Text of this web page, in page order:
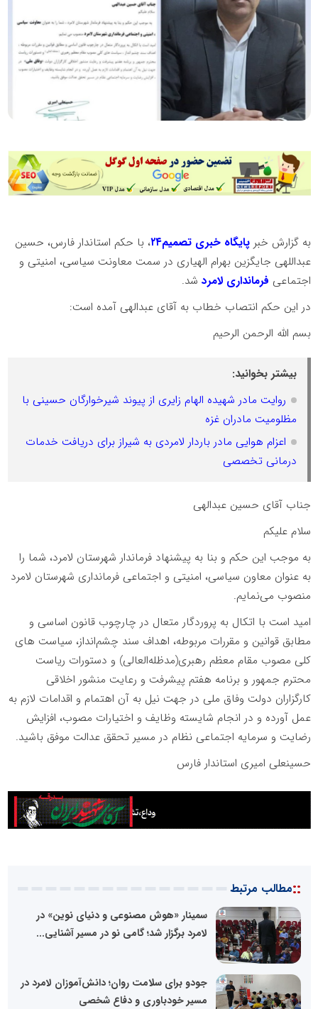
به گزارش خبرپایگاه خبری تصمیم۲۴
، با حکم استاندار فارس، حسین
عبداللهی جایگزین بهرام الهیاری در سمت معاونت سیاسی، امنیتی و
اجتماعی فرمانداری لامرد شد.
در این حکم انتصاب خطاب به آقای عبدالهی آمده است:
بسم الله الرحمن الرحیم
بیشتر بخوانید:
روایت مادر شهیده الهام زایری از پیوند شیرخوارگان حسینی با
مظلومیت مادران غزه
اعزام هوایی مادر باردار لامردی به شیراز برای دریافت خدمات
درمانی تخصصی
جناب آقای حسین عبدالهی
سلام علیکم
به موجب این حکم و بنا به‌ پیشنهاد فرماندار شهرستان لامرد، شما را
به عنوان معاون سیاسی، امنیتی و اجتماعی فرمانداری شهرستان لامرد
منصوب می‌نمایم.
امید است با اتکال به پروردگار متعال در چارچوب قانون اساسی و
مطابق قوانین و مقررات مربوطه، اهداف سند چشم‌انداز، سیاست های
کلی مصوب مقام معظم رهبری(مدظله‌العالی) و دستورات ریاست
محترم جمهور و برنامه هفتم پیشرفت و رعایت منشور اخلاقی
کارگزاران دولت وفاق ملی در جهت نیل به آن اهتمام و اقدامات لازم به‌
عمل آورده و در انجام‌ شایسته وظایف و اختیارات مصوب، افزایش
رضایت و سرمایه اجتماعی نظام در مسیر تحقق عدالت موفق باشید.
حسینعلی امیری استاندار فارس
::مطالب مرتبط
سمینار «هوش مصنوعی و دنیای نوین» در
لامرد برگزار شد؛ گامی نو در مسیر آشنایی...
جودو برای سلامت روان؛ دانش‌آموزان لامرد در
مسیر خودباوری و دفاع شخصی